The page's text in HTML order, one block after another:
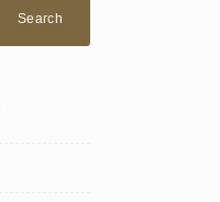
Search